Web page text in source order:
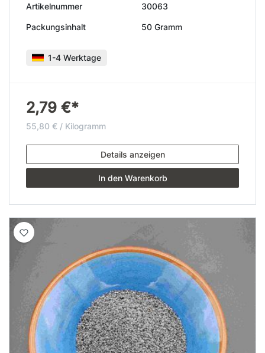
Artikelnummer 30063
Packungsinhalt 50 Gramm
1-4 Werktage
2,79 €*
55,80 € / Kilogramm
Details anzeigen
In den Warenkorb